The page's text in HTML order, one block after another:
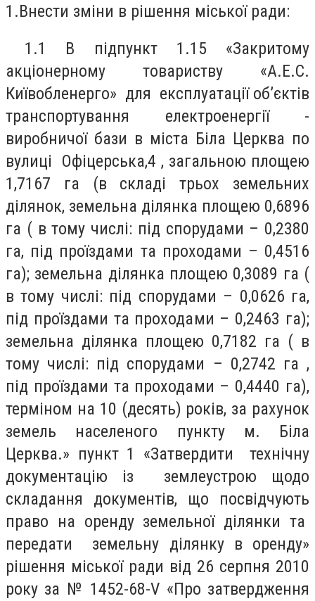
1.Внести зміни в рішення міської ради:
1 .1 В підпункт 1.15 «Закритому
акціонерному товариству «А.Е.С.
Київобленерго» для експлуатації об’єктів
транспортування електроенергії -
виробничої бази в міста Біла Церква по
вулиці Офіцерська,4 , загальною площею
1,7167 га (в складі трьох земельних
ділянок, земельна ділянка площею 0,6896
га ( в тому числі: під спорудами – 0,2380
га, під проїздами та проходами – 0,4516
га); земельна ділянка площею 0,3089 га (
в тому числі: під спорудами – 0,0626 га,
під проїздами та проходами – 0,2463 га);
земельна ділянка площею 0,7182 га ( в
тому числі: під спорудами – 0,2742 га ,
під проїздами та проходами – 0,4440 га),
терміном на 10 (десять) років, за рахунок
земель населеного пункту м. Біла
Церква.» пункт 1 «Затвердити технічну
документацію із землеустрою щодо
складання документів, що посвідчують
право на оренду земельної ділянки та
передати земельну ділянку в оренду»
рішення міської ради від 26 серпня 2010
року за № 1452-68-V «Про затвердження